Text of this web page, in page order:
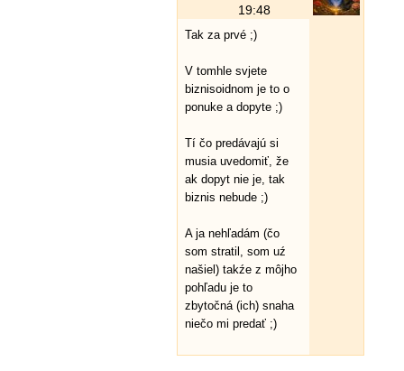
19:48
Tak za prvé ;)
V tomhle svjete
biznisoidnom je to o
ponuke a dopyte ;)
Tí čo predávajú si
musia uvedomiť, že
ak dopyt nie je, tak
biznis nebude ;)
A ja nehľadám (čo
som stratil, som uź
našiel) takźe z môjho
pohľadu je to
zbytočná (ich) snaha
niečo mi predať ;)